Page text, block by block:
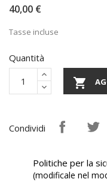
40,00 €
Tasse incluse
Quantità

Condividi
Politiche per la
(modificale nel